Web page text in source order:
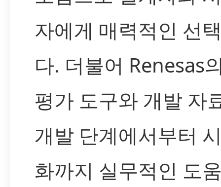
자에게 매력적인 선
다. 더불어 Renesas
평가 도구와 개발 자
개발 단계에서부터
화까지 실무적인 도